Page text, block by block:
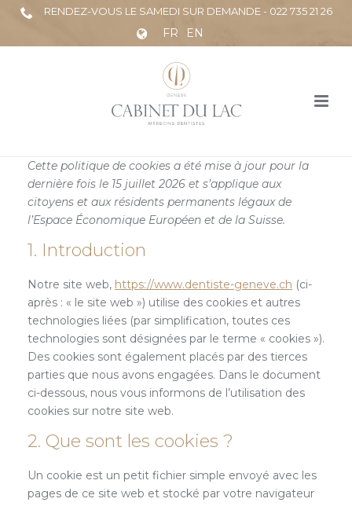
RENDEZ-VOUS LE SAMEDI SUR DEMANDE - 022 735 21 26
FR EN
Cette politique de cookies a été mise à jour pour la
dernière fois le 15 juillet 2026 et s’applique aux
citoyens et aux résidents permanents légaux de
l’Espace Économique Européen et de la Suisse.
1. Introduction
Notre site web, https://www.dentiste-geneve.ch (ci-
après : « le site web ») utilise des cookies et autres
technologies liées (par simplification, toutes ces
technologies sont désignées par le terme « cookies »).
Des cookies sont également placés par des tierces
parties que nous avons engagées. Dans le document
ci-dessous, nous vous informons de l’utilisation des
cookies sur notre site web.
2. Que sont les cookies ?
Un cookie est un petit fichier simple envoyé avec les
pages de ce site web et stocké par votre navigateur